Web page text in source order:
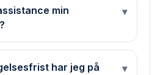
min
▾
har jeg på
▾